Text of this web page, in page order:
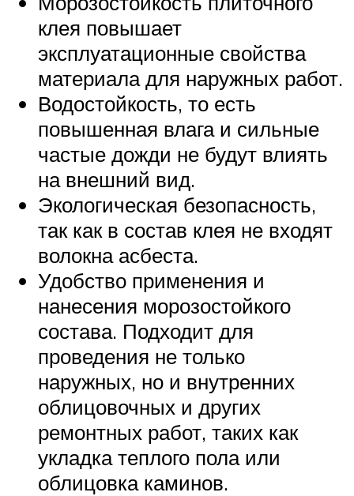
клея повышает
эксплуатационные свойства
материала для наружных работ.
Водостойкость, то есть
повышенная влага и сильные
частые дожди не будут влиять
на внешний вид.
Экологическая безопасность,
так как в состав клея не входят
волокна асбеста.
Удобство применения и
нанесения морозостойкого
состава. Подходит для
проведения не только
наружных, но и внутренних
облицовочных и других
ремонтных работ, таких как
укладка теплого пола или
облицовка каминов.